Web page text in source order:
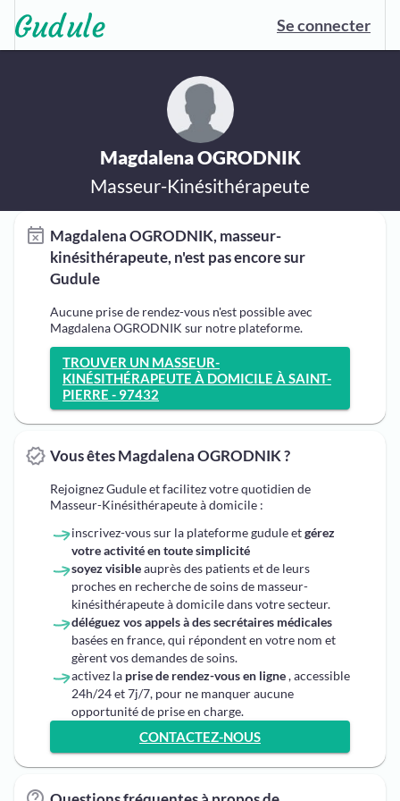
Se connecter
Magdalena OGRODNIK
Masseur-Kinésithérapeute
Magdalena OGRODNIK, masseur-
kinésithérapeute, n'est pas encore sur
Gudule
Aucune prise de rendez-vous n'est possible avec
Magdalena OGRODNIK sur notre plateforme.
TROUVER UN MASSEUR-
KINÉSITHÉRAPEUTE À DOMICILE À SAINT-
PIERRE - 97432
Vous êtes Magdalena OGRODNIK ?
Rejoignez Gudule et facilitez votre quotidien de
Masseur-Kinésithérapeute à domicile :
inscrivez-vous sur la plateforme gudule etgérez
votre activité en toute simplicité
soyez visibleauprès des patients et de leurs
proches en recherche de soins de masseur-
kinésithérapeute à domicile dans votre secteur.
déléguez vos appels à des secrétaires médicales
basées en france, qui répondent en votre nom et
gèrent vos demandes de soins.
activez la prise de rendez-vous en ligne, accessible
24h/24 et 7j/7, pour ne manquer aucune
opportunité de prise en charge.
CONTACTEZ-NOUS